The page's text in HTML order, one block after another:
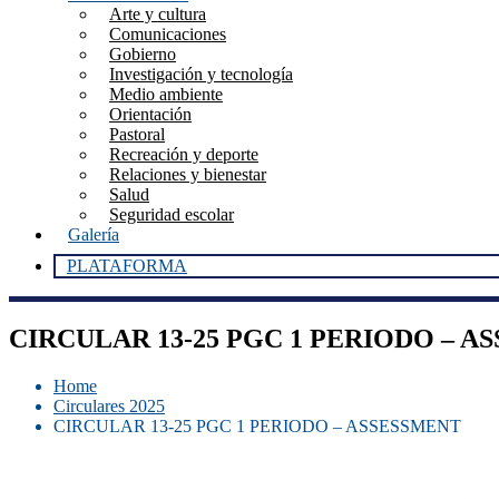
Arte y cultura
Comunicaciones
Gobierno
Investigación y tecnología
Medio ambiente
Orientación
Pastoral
Recreación y deporte
Relaciones y bienestar
Salud
Seguridad escolar
Galería
PLATAFORMA
CIRCULAR 13-25 PGC 1 PERIODO –
Home
Circulares 2025
CIRCULAR 13-25 PGC 1 PERIODO – ASSESSMENT